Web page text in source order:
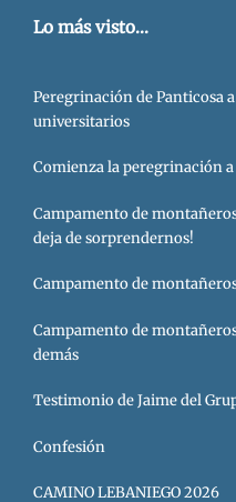
Lo más visto...
Peregrinación de Panticosa
universitarios
Comienza la peregrinación
Campamento de
deja de sorprendernos!
Campamento de
Campamento de
demás
Testimonio de Jaime del
Confesión
CAMINO LEBANIEGO 2026